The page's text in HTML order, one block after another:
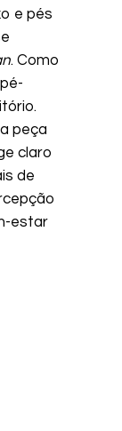
e pés
. Como
peça
claro
de
estar